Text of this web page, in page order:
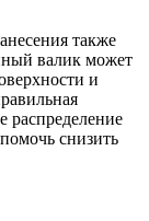
также
валик может
и
распределение
снизить